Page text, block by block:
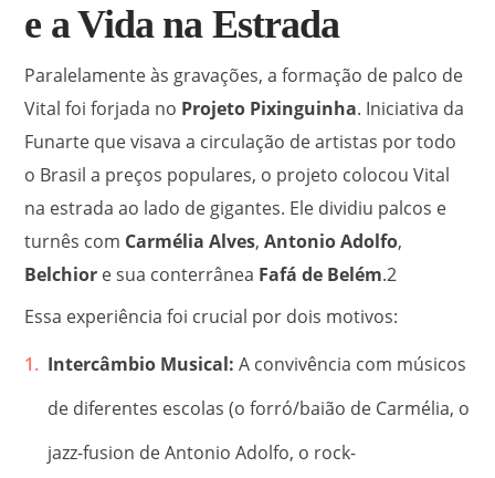
e a Vida na Estrada
Paralelamente às gravações, a formação de palco de
Vital foi forjada no Projeto Pixinguinha. Iniciativa da
Funarte que visava a circulação de artistas por todo
o Brasil a preços populares, o projeto colocou Vital
na estrada ao lado de gigantes. Ele dividiu palcos e
turnês com Carmélia Alves,Antonio Adolfo,
Belchior e sua conterrânea Fafá de Belém.2
Essa experiência foi crucial por dois motivos:
Intercâmbio Musical: A convivência com músicos
de diferentes escolas (o forró/baião de Carmélia, o
jazz-fusion de Antonio Adolfo, o rock-